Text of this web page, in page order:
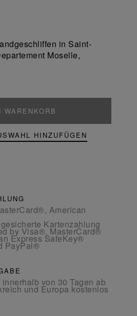
in Saint-
Moselle,
WARENKORB
HINZUFÜGEN
American
Kartenzahlung
by Visa®, MasterCard®
Express SafeKey®
PayPal®
von 30 Tagen ab
und Europa kostenlos